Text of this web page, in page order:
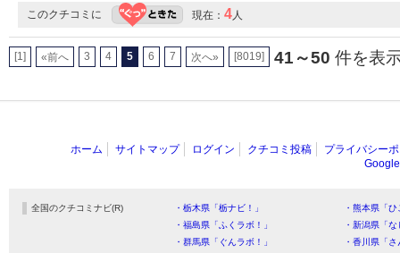
このクチコミに 現在： 4人
[1] «前へ 3 4 5 6 7 次へ» [8019] 41～50 件を表
ホーム サイトマップ ログイン クチコミ投稿
プライバシー
全国のクチコミナビ(R) ・栃木県「栃ナビ！」
・熊本県「
・福島県「ふくラボ！」
・新潟県「
・群馬県「ぐんラボ！」
・香川県「